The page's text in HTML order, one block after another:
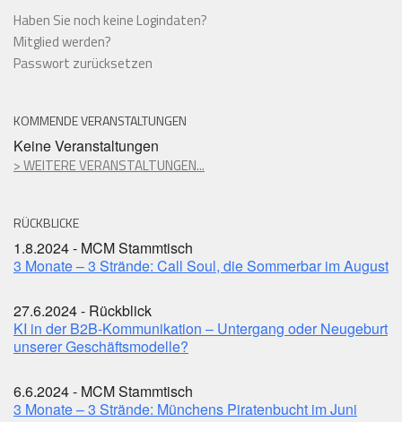
Haben Sie noch keine Logindaten?
Mitglied werden?
Passwort zurücksetzen
KOMMENDE VERANSTALTUNGEN
Keine Veranstaltungen
> WEITERE VERANSTALTUNGEN...
RÜCKBLICKE
1.8.2024 - MCM Stammtisch
3 Monate – 3 Strände: Call Soul, die Sommerbar im August
27.6.2024 - Rückblick
KI in der B2B-Kommunikation – Untergang oder Neugeburt
unserer Geschäftsmodelle?
6.6.2024 - MCM Stammtisch
3 Monate – 3 Strände: Münchens Piratenbucht im Juni